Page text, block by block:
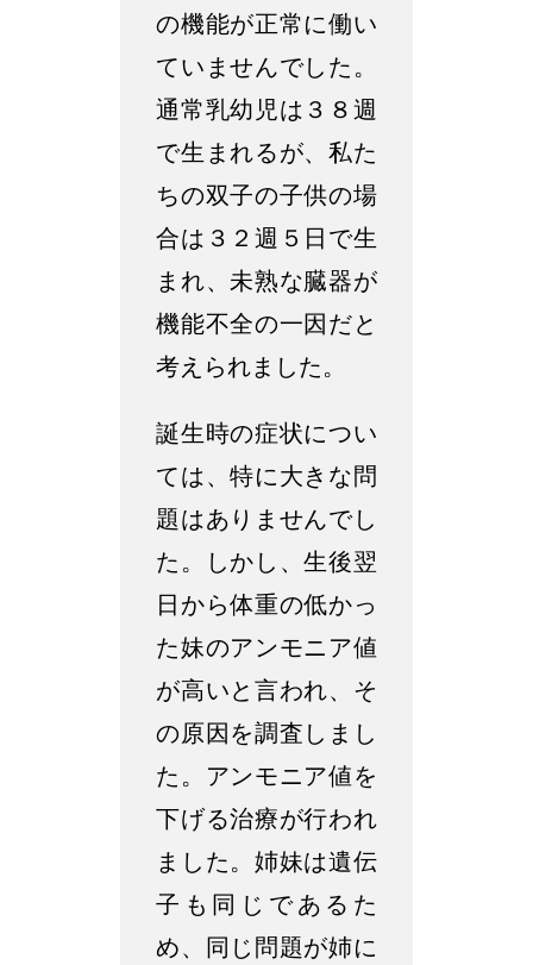
の機能が正常に働い
ていませんでした。
通常乳幼児は３８週
で生まれるが、私た
ちの双子の子供の場
合は３２週５日で生
まれ、未熟な臓器が
機能不全の一因だと
考えられました。
誕生時の症状につい
ては、特に大きな問
題はありませんでし
た。しかし、生後翌
日から体重の低かっ
た妹のアンモニア値
が高いと言われ、そ
の原因を調査しまし
た。アンモニア値を
下げる治療が行われ
ました。姉妹は遺伝
子も同じであるた
め、同じ問題が姉に